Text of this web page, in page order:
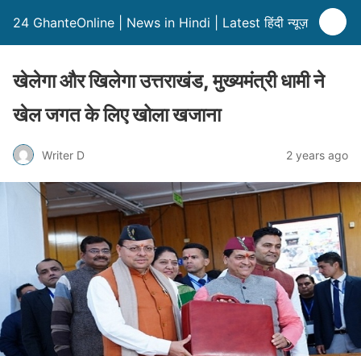
24 GhanteOnline | News in Hindi | Latest हिंदी न्यूज़
खेलेगा और खिलेगा उत्तराखंड, मुख्यमंत्री धामी ने
खेल जगत के लिए खोला खजाना
Writer D 2 years ago